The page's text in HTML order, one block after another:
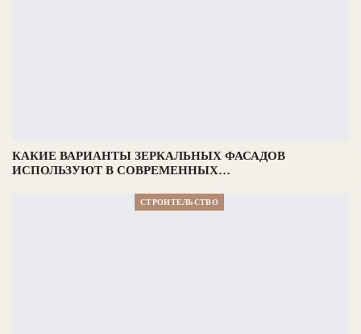
КАКИЕ ВАРИАНТЫ ЗЕРКАЛЬНЫХ ФАСАДОВ
ИСПОЛЬЗУЮТ В СОВРЕМЕННЫХ…
СТРОИТЕЛЬСТВО